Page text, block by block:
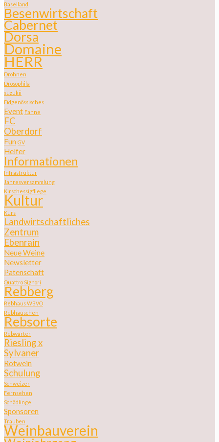
Baselland
Besenwirtschaft
Cabernet
Dorsa
Domaine
HERR
Drohnen
Drosophila
suzukii
Eidgenössisches
Event Fahne
FC
Oberdorf
Fun GV
Helfer
Informationen
Infrastruktur
Jahresversammlung
Kirschessigfliege
Kultur
Kurs
Landwirtschaftliches
Zentrum
Ebenrain
Neue Weine
Newsletter
Patenschaft
Quattro Signori
Rebberg
Rebhaus WBVO
Rebhäuschen
Rebsorte
Rebwärter
Riesling x
Sylvaner
Rotwein
Schulung
Schweizer
Fernsehen
Schädlinge
Sponsoren
Trauben
Weinbauverein